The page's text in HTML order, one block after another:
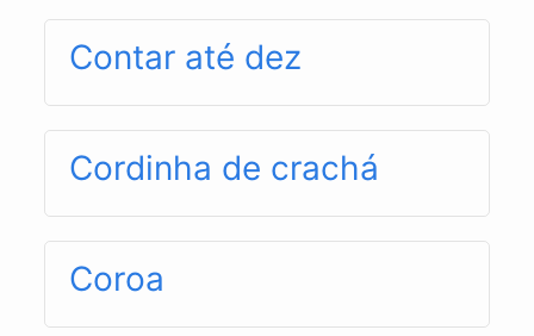
Contar até dez
Cordinha de crachá
Coroa